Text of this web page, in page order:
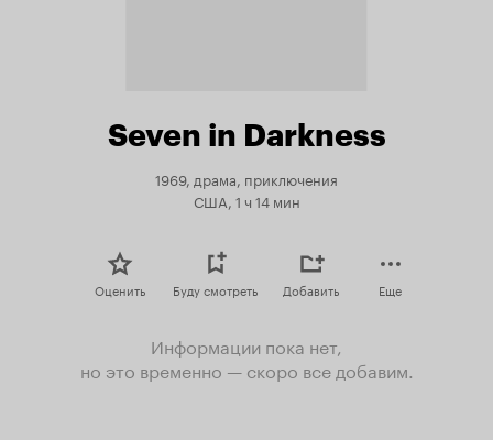
Seven in Darkness
1969, драма, приключения
США, 1 ч 14 мин
Оценить Буду смотреть Добавить Еще
Информации пока нет,
но это временно — скоро все добавим.